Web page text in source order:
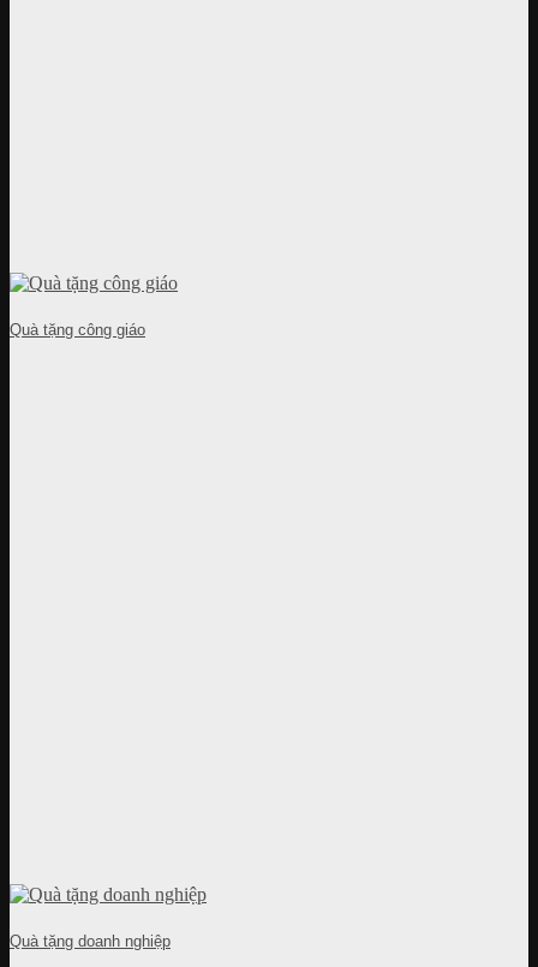
Quà tặng công giáo
Quà tặng doanh nghiệp